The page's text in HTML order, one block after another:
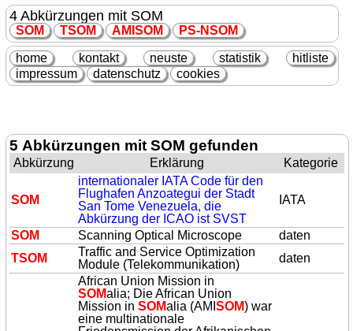
4 Abkürzungen mit SOM
SOM TSOM AMI SOM PS-NSOM
home kontakt neuste statistik
hitliste
impressum
datenschutz cookies
5 Abkürzungen mit SOM gefunden
Abkürzung Erklärung Kategorie
SOM
internationaler IATA Code für den
Flughafen Anzoategui der Stadt
San Tome Venezuela, die
Abkürzung der ICAO ist SVST
IATA
SOM Scanning Optical Microscope
daten
TSOM
Traffic and Service Optimization
Module (Telekommunikation)
daten
African Union Mission in
SOMalia; DieAfrican Union
Mission inSOMalia (AMISOM) war
eine multinationale